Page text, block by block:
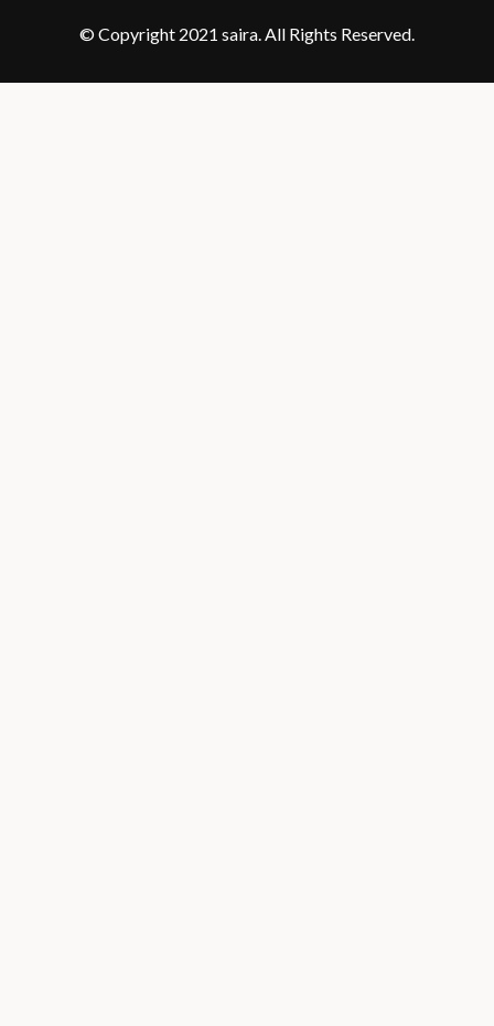
© Copyright 2021 saira. All Rights Reserved.